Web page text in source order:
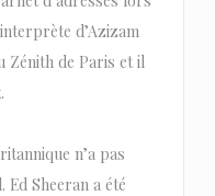
d’Azizam
Zénith de Paris et il
n’a pas
Sheeran a été